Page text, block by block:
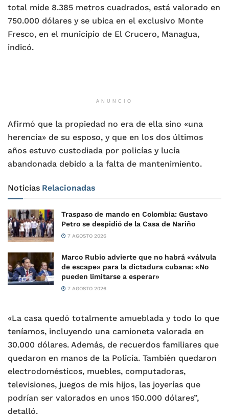
total mide 8.385 metros cuadrados, está valorado en
750.000 dólares y se ubica en el exclusivo Monte
Fresco, en el municipio de El Crucero, Managua,
indicó.
ANUNCIO
Afirmó que la propiedad no era de ella sino «una
herencia» de su esposo, y que en los dos últimos
años estuvo custodiada por policías y lucía
abandonada debido a la falta de mantenimiento.
Noticias Relacionadas
Traspaso de mando en Colombia: Gustavo
Petro se despidió de la Casa de Nariño
7 AGOSTO 2026
Marco Rubio advierte que no habrá «válvula
de escape» para la dictadura cubana: «No
pueden limitarse a esperar»
7 AGOSTO 2026
«La casa quedó totalmente amueblada y todo lo que
teníamos, incluyendo una camioneta valorada en
30.000 dólares. Además, de recuerdos familiares que
quedaron en manos de la Policía. También quedaron
electrodomésticos, muebles, computadoras,
televisiones, juegos de mis hijos, las joyerías que
podrían ser valorados en unos 150.000 dólares”,
detalló.